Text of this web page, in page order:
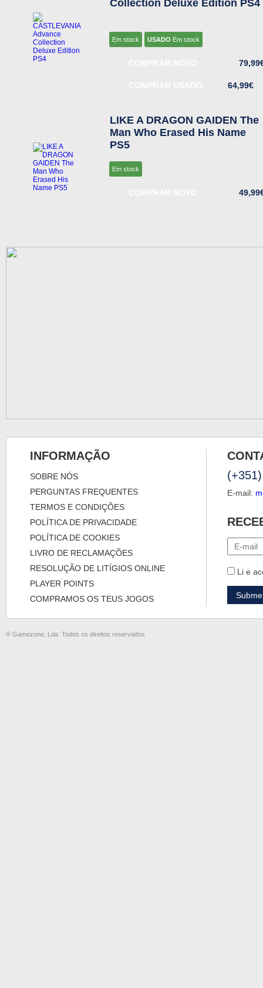
Collection Deluxe Edition PS4
Em stock USADO Em stock
64,99€
LIKE A DRAGON GAIDEN The
Man Who Erased His Name
PS5
Em stock
INFORMAÇÃO
SOBRE NÓS
PERGUNTAS FREQUENTES
TERMOS E CONDIÇÕES
POLÍTICA DE PRIVACIDADE
POLÍTICA DE COOKIES
LIVRO DE RECLAMAÇÕES
RESOLUÇÃO DE LITÍGIOS ONLINE
PLAYER POINTS
COMPRAMOS OS TEUS JOGOS
E-mail:
Li e
® Gamezone, Lda. Todos os direitos reservados